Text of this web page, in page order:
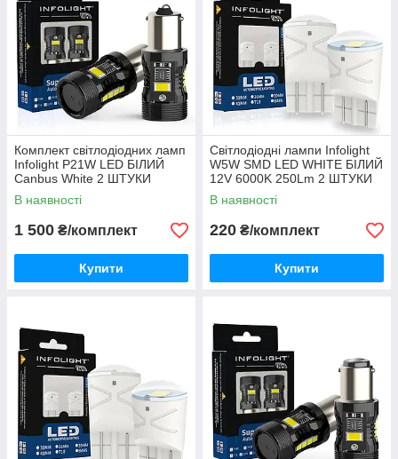
Комплект світлодіодних ламп
Infolight P21W LED БІЛИЙ
Canbus White 2 ШТУКИ
В наявності
1 500 ₴/комплект
Купити
Світлодіодні лампи Infolight
W5W SMD LED WHITE БІЛИЙ
12V 6000K 250Lm 2 ШТУКИ
В наявності
220 ₴/комплект
Купити